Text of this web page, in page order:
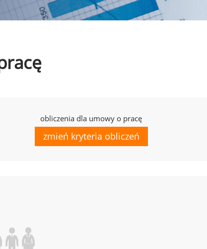
obliczenia dla umowy o pracę
zmień kryteria obliczeń